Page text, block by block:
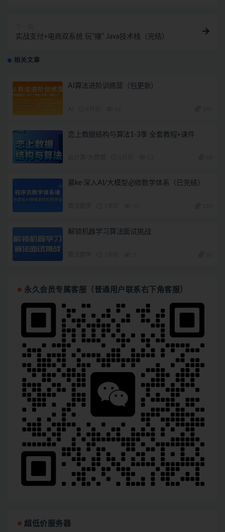
实战支付+电商双系统 玩“赚” Java技术栈（完结）
相关文章
AI算法进阶训练营（包更新）
恋上数据结构与算法1-3季 全套教程+课件
慕ke 深入AI/大模型必修数学体系（已完结）
解锁机器学习算法面试挑战
永久会员专属客服（普通用户联系右下角客服）
超低价服务器